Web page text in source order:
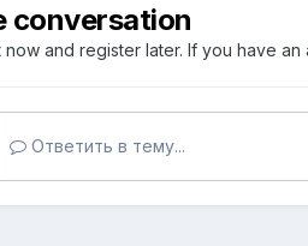
conversation
now and register later. If you have an
Ответить в тему...